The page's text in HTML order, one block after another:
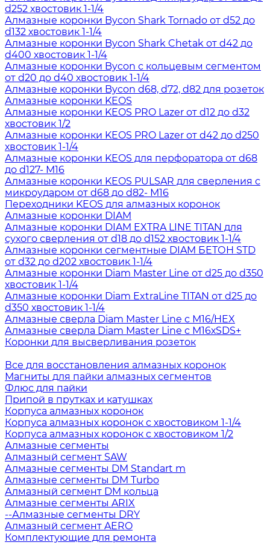
d252 хвостовик 1-1/4
Алмазные коронки Bycon Shark Tornado от d52 до
d132 хвостовик 1-1/4
Алмазные коронки Bycon Shark Chetak от d42 до
d400 хвостовик 1-1/4
Алмазные коронки Bycon с кольцевым сегментом
от d20 до d40 хвостовик 1-1/4
Алмазные коронки Bycon d68, d72, d82 для розеток
Алмазные коронки KEOS
Алмазные коронки KEOS PRO Lazer от d12 до d32
хвостовик 1/2
Алмазные коронки KEOS PRO Lazer от d42 до d250
хвостовик 1-1/4
Алмазные коронки KEOS для перфоратора от d68
до d127- М16
Алмазные коронки KEOS PULSAR для сверления с
микроударом от d68 до d82- М16
Переходники KEOS для алмазных коронок
Алмазные коронки DIAM
Алмазные коронки DIAM EXTRA LINE TITAN для
сухого сверления от d18 до d152 хвостовик 1-1/4
Алмазные коронки сегментные DIAM БЕТОН STD
от d32 до d202 хвостовик 1-1/4
Алмазные коронки Diam Master Line от d25 до d350
хвостовик 1-1/4
Алмазные коронки Diam ExtraLine ТITAN от d25 до
d350 хвостовик 1-1/4
Алмазные сверла Diam Master Line с М16/HEX
Алмазные сверла Diam Master Line с М16хSDS+
Коронки для высверливания розеток
Все для восстановления алмазных коронок
Магниты для пайки алмазных сегментов
Флюс для пайки
Припой в прутках и катушках
Корпуса алмазных коронок
Корпуса алмазных коронок с хвостовиком 1-1/4
Корпуса алмазных коронок с хвостовиком 1/2
Алмазные сегменты
Алмазный сегмент SAW
Алмазные сегменты DM Standart m
Алмазные сегменты DM Turbo
Алмазный сегмент DM кольца
Алмазные сегменты ARIX
--Алмазные сегменты DRY
Алмазный сегмент AERO
Комплектующие для ремонта